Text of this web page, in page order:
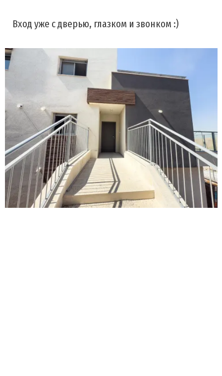
Вход уже с дверью, глазком и звонком :)